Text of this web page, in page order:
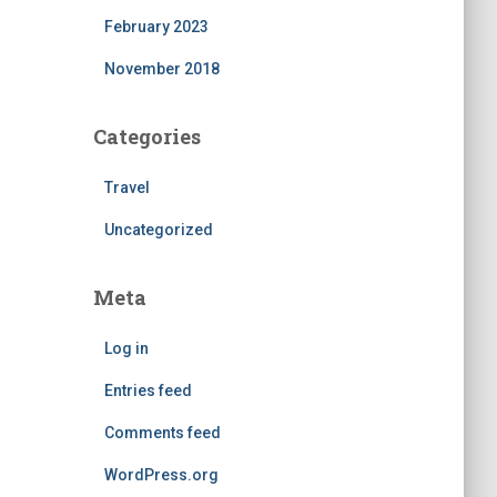
February 2023
November 2018
Categories
Travel
Uncategorized
Meta
Log in
Entries feed
Comments feed
WordPress.org